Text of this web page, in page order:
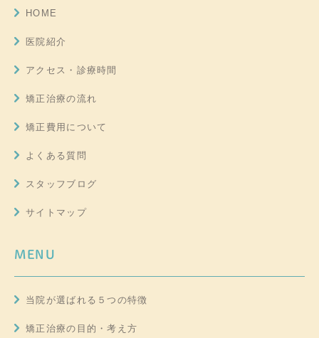
HOME
医院紹介
アクセス・診療時間
矯正治療の流れ
矯正費用について
よくある質問
スタッフブログ
サイトマップ
MENU
当院が選ばれる５つの特徴
矯正治療の目的・考え方